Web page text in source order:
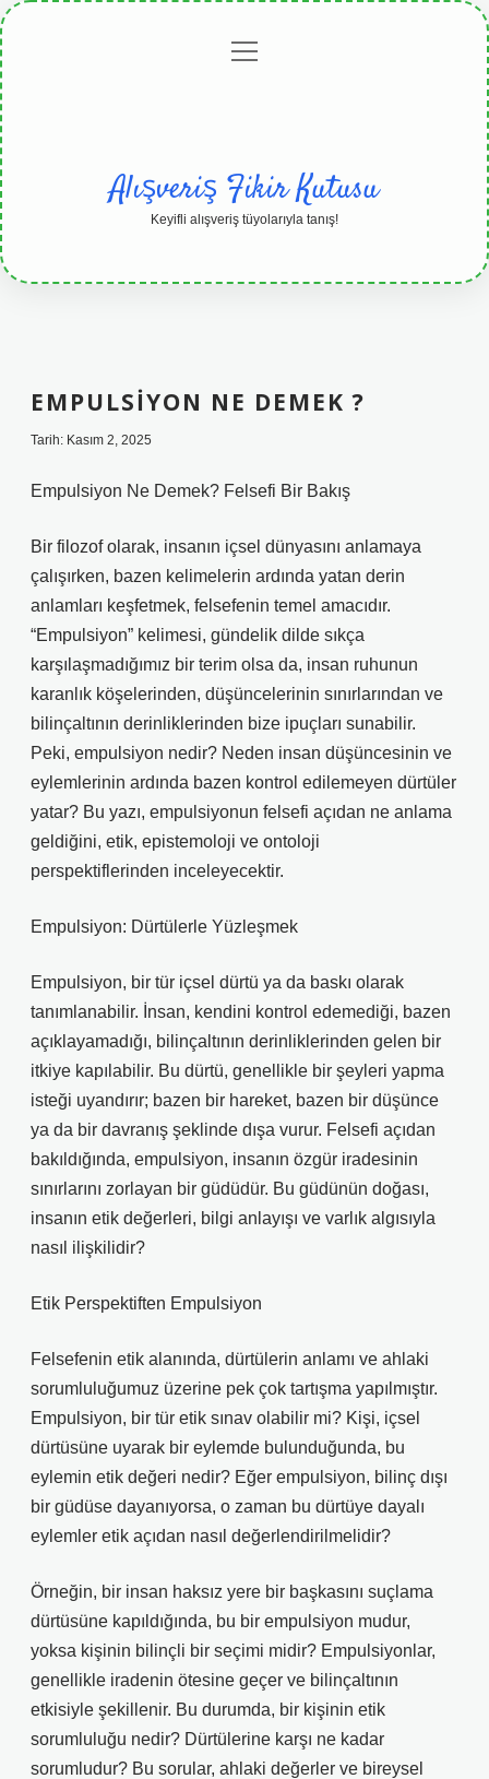
Gizlilikmenüyü
Alışveriş Fikir Kutusu
Keyifli alışveriş tüyolarıyla tanış!
EMPULSIYON NE DEMEK ?
Tarih: Kasım 2, 2025
Empulsiyon Ne Demek? Felsefi Bir Bakış
Bir filozof olarak, insanın içsel dünyasını anlamaya
çalışırken, bazen kelimelerin ardında yatan derin
anlamları keşfetmek, felsefenin temel amacıdır.
“Empulsiyon” kelimesi, gündelik dilde sıkça
karşılaşmadığımız bir terim olsa da, insan ruhunun
karanlık köşelerinden, düşüncelerinin sınırlarından ve
bilinçaltının derinliklerinden bize ipuçları sunabilir.
Peki, empulsiyon nedir? Neden insan düşüncesinin ve
eylemlerinin ardında bazen kontrol edilemeyen dürtüler
yatar? Bu yazı, empulsiyonun felsefi açıdan ne anlama
geldiğini, etik, epistemoloji ve ontoloji
perspektiflerinden inceleyecektir.
Empulsiyon: Dürtülerle Yüzleşmek
Empulsiyon, bir tür içsel dürtü ya da baskı olarak
tanımlanabilir. İnsan, kendini kontrol edemediği, bazen
açıklayamadığı, bilinçaltının derinliklerinden gelen bir
itkiye kapılabilir. Bu dürtü, genellikle bir şeyleri yapma
isteği uyandırır; bazen bir hareket, bazen bir düşünce
ya da bir davranış şeklinde dışa vurur. Felsefi açıdan
bakıldığında, empulsiyon, insanın özgür iradesinin
sınırlarını zorlayan bir güdüdür. Bu güdünün doğası,
insanın etik değerleri, bilgi anlayışı ve varlık algısıyla
nasıl ilişkilidir?
Etik Perspektiften Empulsiyon
Felsefenin etik alanında, dürtülerin anlamı ve ahlaki
sorumluluğumuz üzerine pek çok tartışma yapılmıştır.
Empulsiyon, bir tür etik sınav olabilir mi? Kişi, içsel
dürtüsüne uyarak bir eylemde bulunduğunda, bu
eylemin etik değeri nedir? Eğer empulsiyon, bilinç dışı
bir güdüse dayanıyorsa, o zaman bu dürtüye dayalı
eylemler etik açıdan nasıl değerlendirilmelidir?
Örneğin, bir insan haksız yere bir başkasını suçlama
dürtüsüne kapıldığında, bu bir empulsiyon mudur,
yoksa kişinin bilinçli bir seçimi midir? Empulsiyonlar,
genellikle iradenin ötesine geçer ve bilinçaltının
etkisiyle şekillenir. Bu durumda, bir kişinin etik
sorumluluğu nedir? Dürtülerine karşı ne kadar
sorumludur? Bu sorular, ahlaki değerler ve bireysel